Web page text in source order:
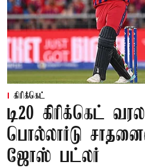
கிரிக்கெட்
டி20 கிரிக்கெட்
பொல்லார்டு
ஜோஸ் பட்லர்